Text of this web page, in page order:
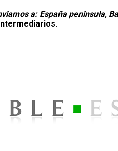
a: España peninsula,